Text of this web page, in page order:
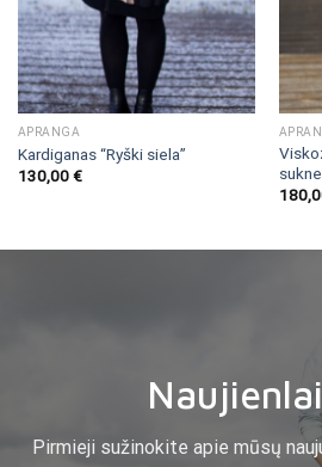
APRANGA
Kardiganas “Ryški siela”
130,00€
Pirmieji sužinokite apie mūsų